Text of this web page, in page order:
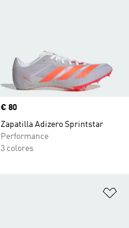
Precio
€ 80
Zapatilla Adizero Sprintstar
Performance
3 colores